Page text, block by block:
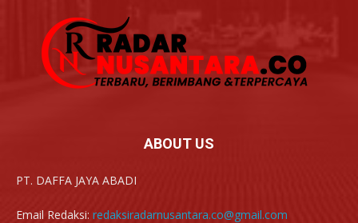
ABOUT US
PT. DAFFA JAYA ABADI
Email Redaksi: redaksiradarnusantara.co@gmail.com